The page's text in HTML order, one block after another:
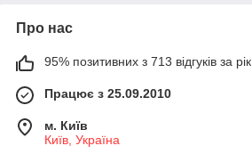
Про нас
95% позитивних з 713 відгуків за рік
Працює з 25.09.2010
м. Київ
Київ, Україна